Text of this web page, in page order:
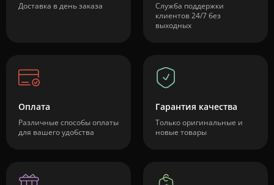
Доставка в день заказа
Служба поддержки
клиентов 24/7 без
выходных
Оплата
Различные способы оплаты
для вашего удобства
Гарантия качества
Только оригинальные и
новые товары